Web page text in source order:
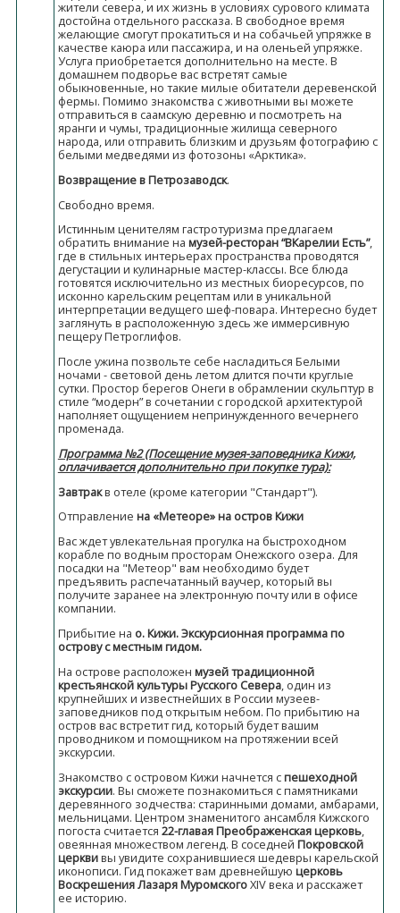
жители севера, и их жизнь в условиях сурового климата
достойна отдельного рассказа. В свободное время
желающие смогут прокатиться и на собачьей упряжке в
качестве каюра или пассажира, и на оленьей упряжке.
Услуга приобретается дополнительно на месте. В
домашнем подворье вас встретят самые
обыкновенные, но такие милые обитатели деревенской
фермы. Помимо знакомства с животными вы можете
отправиться в саамскую деревню и посмотреть на
яранги и чумы, традиционные жилища северного
народа, или отправить близким и друзьям фотографию с
белыми медведями из фотозоны «Арктика».
Возвращение в Петрозаводск.
Свободно время.
Истинным ценителям гастротуризма предлагаем
обратить внимание на музей-ресторан “ВКарелии Есть”,
где в стильных интерьерах пространства проводятся
дегустации и кулинарные мастер-классы. Все блюда
готовятся исключительно из местных биоресурсов, по
исконно карельским рецептам или в уникальной
интерпретации ведущего шеф-повара. Интересно будет
заглянуть в расположенную здесь же иммерсивную
пещеру Петроглифов.
После ужина позвольте себе насладиться Белыми
ночами - световой день летом длится почти круглые
сутки. Простор берегов Онеги в обрамлении скульптур в
стиле “модерн” в сочетании с городской архитектурой
наполняет ощущением непринужденного вечернего
променада.
Программа №2 (Посещение музея-заповедника Кижи,
оплачивается дополнительно при покупке тура):
Завтракв отеле (кроме категории "Стандарт").
Отправление на «Метеоре» на остров Кижи
Вас ждет увлекательная прогулка на быстроходном
корабле по водным просторам Онежского озера. Для
посадки на "Метеор" вам необходимо будет
предъявить распечатанный ваучер, который вы
получите заранее на электронную почту или в офисе
компании.
Прибытие на о. Кижи. Экскурсионная программа по
острову с местным гидом.
На острове расположен музей традиционной
крестьянской культуры Русского Севера, один из
крупнейших и известнейших в России музеев-
заповедников под открытым небом. По прибытию на
остров вас встретит гид, который будет вашим
проводником и помощником на протяжении всей
экскурсии.
Знакомство с островом Кижи начнется спешеходной
экскурсии. Вы сможете познакомиться с памятниками
деревянного зодчества: старинными домами, амбарами,
мельницами. Центром знаменитого ансамбля Кижского
погоста считается 22-главая Преображенская церковь,
овеянная множеством легенд. В соседней Покровской
церквивы увидите сохранившиеся шедевры карельской
иконописи. Гид покажет вам древнейшую церковь
Воскрешения Лазаря МуромскогоXIV века и расскажет
ее историю.